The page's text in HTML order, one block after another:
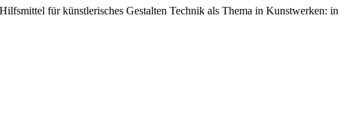
für künstlerisches Gestalten Technik als Thema in Kunstwerken: in